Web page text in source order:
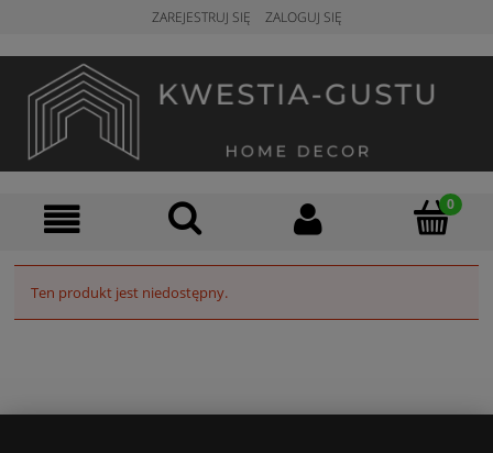
ZAREJESTRUJ SIĘ ZALOGUJ SIĘ
Ten produkt jest niedostępny.